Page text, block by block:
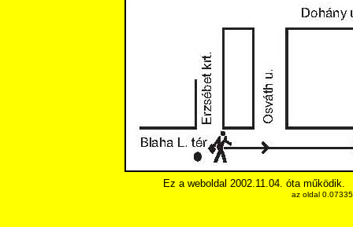
Ez a weboldal 2002.11.04. óta működik.
az oldal